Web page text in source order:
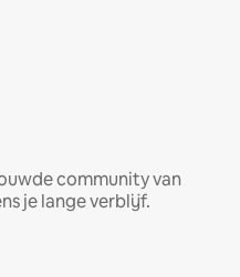
community van
je lange verblijf.